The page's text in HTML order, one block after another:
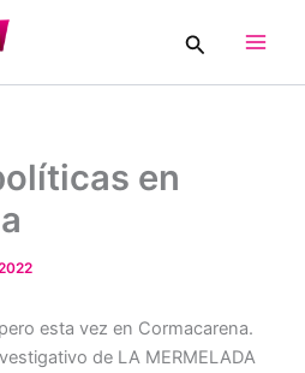
Buscar
en
esta vez en Cormacarena.
de LA MERMELADA